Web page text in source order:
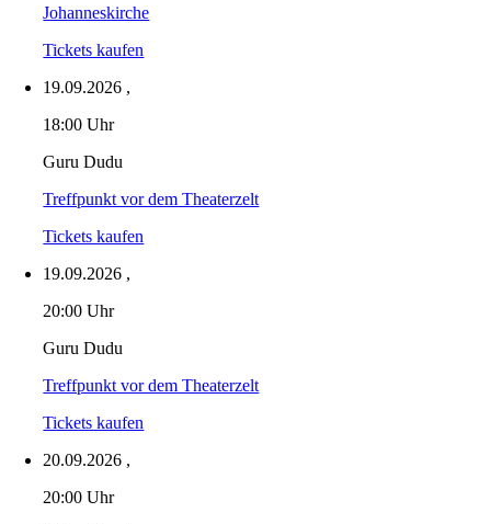
Johanneskirche
Tickets kaufen
19.09.2026 ,
18:00 Uhr
Guru Dudu
Treffpunkt vor dem Theaterzelt
Tickets kaufen
19.09.2026 ,
20:00 Uhr
Guru Dudu
Treffpunkt vor dem Theaterzelt
Tickets kaufen
20.09.2026 ,
20:00 Uhr